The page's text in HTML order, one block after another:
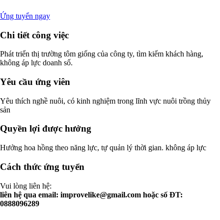
Ứng tuyển ngay
Chi tiết công việc
Phát triển thị trường tôm giống của công ty, tìm kiếm khách hàng,
không áp lực doanh số.
Yêu cầu ứng viên
Yêu thích nghề nuôi, có kinh nghiệm trong lĩnh vực nuôi trồng thủy
sản
Quyền lợi được hưởng
Hưởng hoa hồng theo năng lực, tự quản lý thời gian. không áp lực
Cách thức ứng tuyển
Vui lòng liên hệ:
liên hệ qua email: improvelike@gmail.com hoặc số ĐT:
0888096289